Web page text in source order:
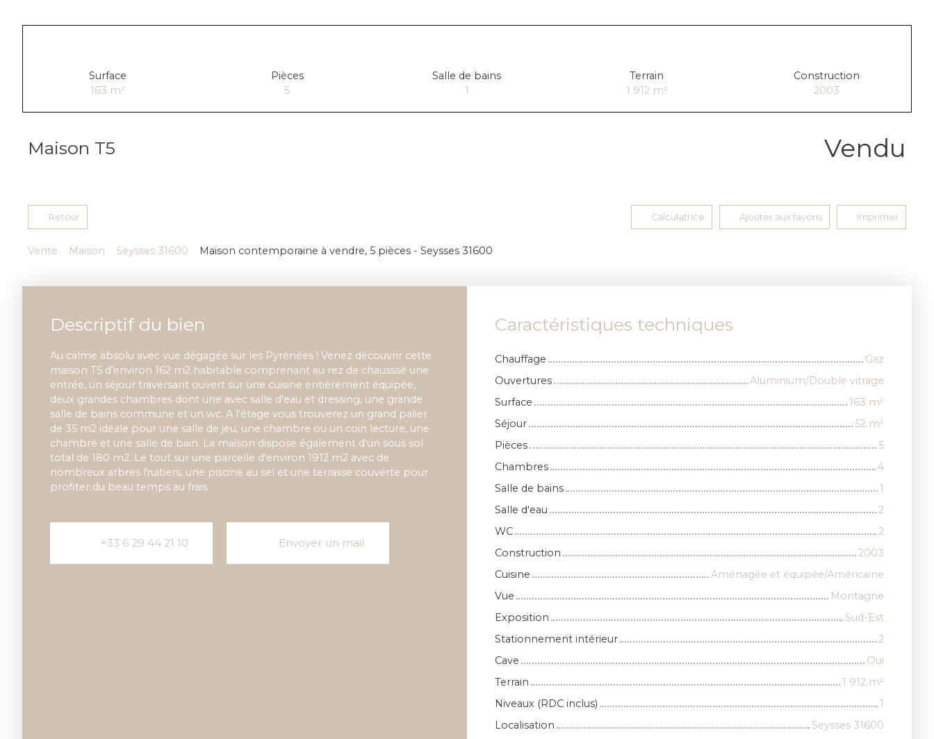
Surface
163 m²
Pièces
5
Salle de bains
1
Terrain
1 912 m²
Construction
2003
Maison T5 Vendu
Retour Calculatrice Ajouter aux favoris Imprimer
Vente Maison Seysses 31600 Maison contemporaine à vendre, 5 pièces - Seysses 31600
Descriptif du bien
Au calme absolu avec vue dégagée sur les Pyrénées ! Venez découvrir cette
maison T5 d'environ 162 m2 habitable comprenant au rez de chausssé une
entrée, un séjour traversant ouvert sur une cuisine entièrement équipée,
deux grandes chambres dont une avec salle d'eau et dressing, une grande
salle de bains commune et un wc. A l'étage vous trouverez un grand palier
de 35 m2 idéale pour une salle de jeu, une chambre ou un coin lecture, une
chambre et une salle de bain. La maison dispose également d'un sous sol
total de 180 m2. Le tout sur une parcelle d'environ 1912 m2 avec de
nombreux arbres fruitiers, une piscine au sel et une terrasse couverte pour
profiter du beau temps au frais.
+33 6 29 44 21 10 Envoyer un mail
Caractéristiques techniques
Chauffage
Gaz
Ouvertures
Aluminium/Double vitrage
Surface
163 m²
Séjour
52 m²
Pièces
5
Chambres
4
Salle de bains
1
Salle d'eau
2
WC
2
Construction
2003
Cuisine
Aménagée et équipée/Américaine
Vue
Montagne
Exposition
Sud-Est
Stationnement intérieur
2
Cave
Oui
Terrain
1 912 m²
Niveaux (RDC inclus)
1
Localisation
Seysses 31600